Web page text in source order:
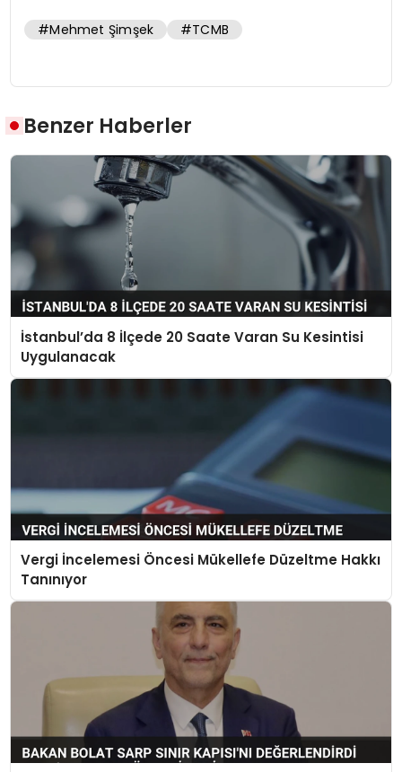
#Mehmet Şimşek #TCMB
Benzer Haberler
İstanbul’da 8 İlçede 20 Saate Varan Su Kesintisi
Uygulanacak
Vergi İncelemesi Öncesi Mükellefe Düzeltme Hakkı
Tanınıyor